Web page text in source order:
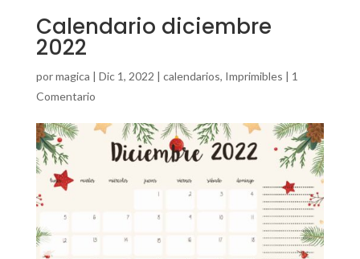
Calendario diciembre
2022
pormagica | Dic 1, 2022 | calendarios, Imprimibles | 1
Comentario